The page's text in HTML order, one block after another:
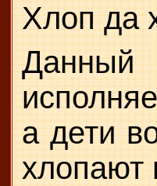
Хлоп да
а дети
хлопают